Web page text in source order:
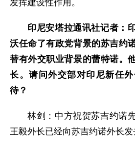
发挥建设性作用。
印尼安塔拉通讯社记者：
沃任命了有政党背景的苏吉约
替有外交职业背景的蕾特诺。
长。请问外交部对印尼新任
待？
林剑：中方祝贺苏吉约诺
王毅外长已经向苏吉约诺外长发